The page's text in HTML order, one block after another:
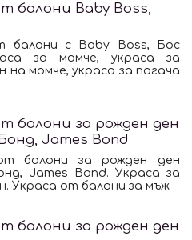
балони Baby Boss,
балони с Baby Boss, Бос
за момче, украса за
на момче, украса за погача
балони за рожден ден
James Bond
балони за рожден ден
James Bond. Украса за
Украса от балони за мъж
балони за рожден ден